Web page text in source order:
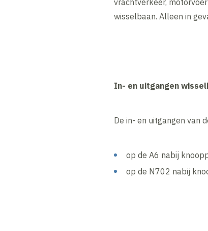
wisselbaan. Alleen in
In- en uitgangen
De in- en uitgangen van
op de A6 nabij
op de N702 nabij